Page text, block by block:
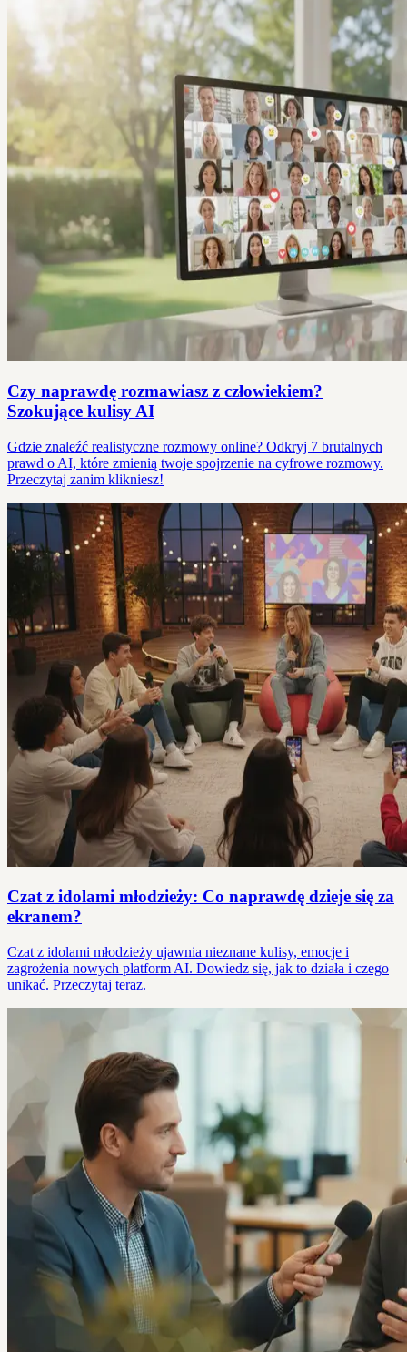
Czy naprawdę rozmawiasz z człowiekiem?
Szokujące kulisy AI
Gdzie znaleźć realistyczne rozmowy online? Odkryj 7 brutalnych
prawd o AI, które zmienią twoje spojrzenie na cyfrowe rozmowy.
Przeczytaj zanim klikniesz!
Czat z idolami młodzieży: Co naprawdę dzieje się za
ekranem?
Czat z idolami młodzieży ujawnia nieznane kulisy, emocje i
zagrożenia nowych platform AI. Dowiedz się, jak to działa i czego
unikać. Przeczytaj teraz.